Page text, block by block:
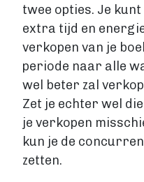
twee opties. Je
extra tijd en
verkopen van je
periode naar alle
wel beter zal
Zet je echter wel
je verkopen
kun je de
zetten.